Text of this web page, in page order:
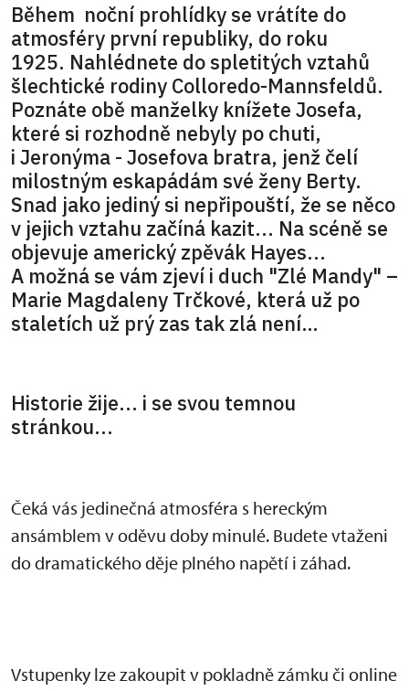
Během noční prohlídky se vrátíte do
atmosféry první republiky, do roku
1925. Nahlédnete do spletitých vztahů
šlechtické rodiny Colloredo-Mannsfeldů.
Poznáte obě manželky knížete Josefa,
které si rozhodně nebyly po chuti,
i Jeronýma - Josefova bratra, jenž čelí
milostným eskapádám své ženy Berty.
Snad jako jediný si nepřipouští, že se něco
v jejich vztahu začíná kazit... Na scéně se
objevuje americký zpěvák Hayes...
A možná se vám zjeví i duch "Zlé Mandy" –
Marie Magdaleny Trčkové, která už po
staletích už prý zas tak zlá není…
Historie žije... i se svou temnou
stránkou...
Čeká vás jedinečná atmosféra s hereckým
ansámblem v oděvu doby minulé. Budete vtaženi
do dramatického děje plného napětí i záhad.
Vstupenky lze zakoupit v pokladně zámku či online